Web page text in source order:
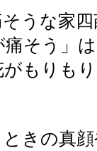
うな家
そう」
もりも
きの真